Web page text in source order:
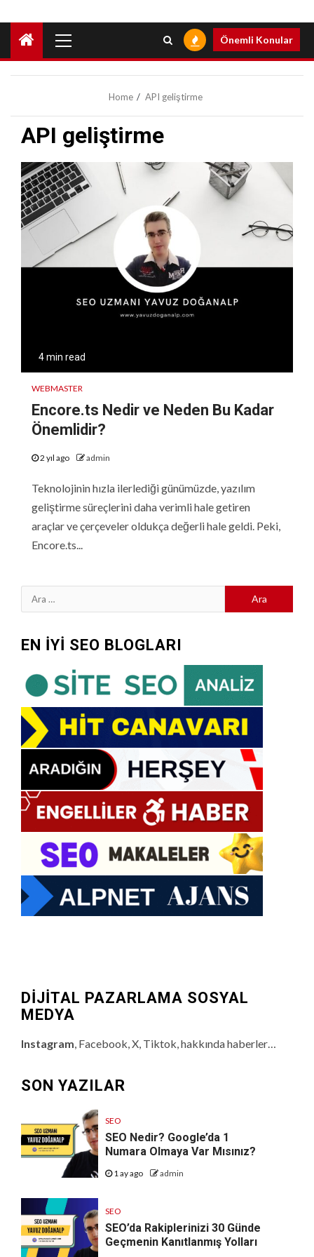
Menu
Önemli Konular
Home API geliştirme
API geliştirme
4 min read
WEBMASTER
Encore.ts Nedir ve Neden Bu Kadar
Önemlidir?
2 yıl ago admin
Teknolojinin hızla ilerlediği günümüzde, yazılım
geliştirme süreçlerini daha verimli hale getiren
araçlar ve çerçeveler oldukça değerli hale geldi. Peki,
Encore.ts...
Arama:
EN İYİ SEO BLOGLARI
DİJİTAL PAZARLAMA SOSYAL
MEDYA
Instagram , Facebook, X, Tiktok, hakkında haberler…
SON YAZILAR
SEO
SEO Nedir? Google’da 1
Numara Olmaya Var Mısınız?
1 ay ago admin
SEO
SEO’da Rakiplerinizi 30 Günde
Geçmenin Kanıtlanmış Yolları